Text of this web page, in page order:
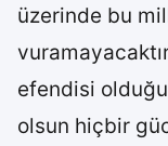
üzerinde bu
efendisi
olsun hiçbir